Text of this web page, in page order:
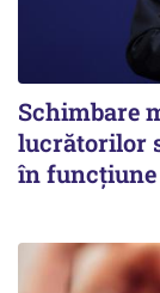
Schimbare
lucrătorilor
în